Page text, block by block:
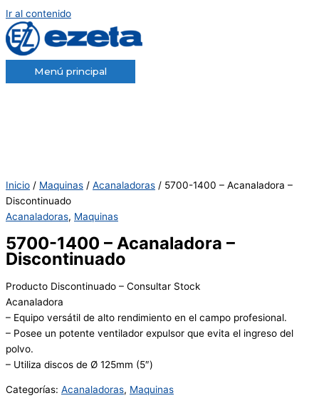
Ir al contenido
Menú principal
Inicio / Maquinas / Acanaladoras / 5700-1400 – Acanaladora –
Discontinuado
Acanaladoras, Maquinas
5700-1400 – Acanaladora –
Discontinuado
Producto Discontinuado – Consultar Stock
Acanaladora
– Equipo versátil de alto rendimiento en el campo profesional.
– Posee un potente ventilador expulsor que evita el ingreso del
polvo.
– Utiliza discos de Ø 125mm (5″)
Categorías: Acanaladoras, Maquinas